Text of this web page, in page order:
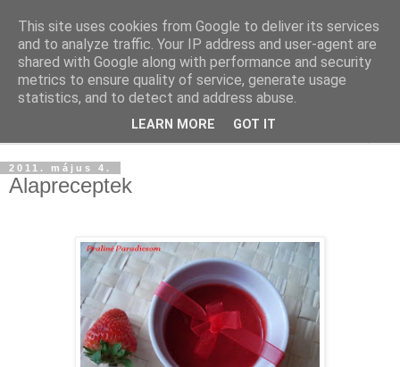
2011. május 4.
Alapreceptek
This site uses cookies from Google to deliver its services
and to analyze traffic. Your IP address and user-agent are
shared with Google along with performance and security
metrics to ensure quality of service, generate usage
statistics, and to detect and address abuse.
LEARN MORE GOT IT